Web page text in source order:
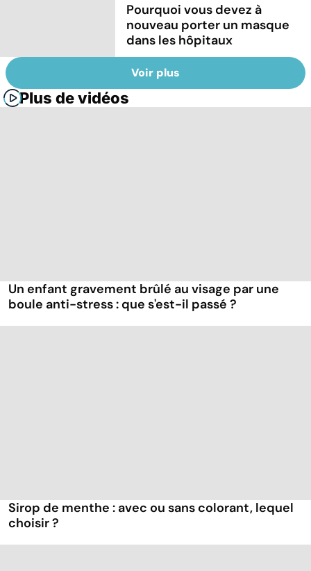
Pourquoi vous devez à
nouveau porter un masque
dans les hôpitaux
Voir plus
Plus de vidéos
Un enfant gravement brûlé au visage par une
boule anti-stress : que s'est-il passé ?
Sirop de menthe : avec ou sans colorant, lequel
choisir ?